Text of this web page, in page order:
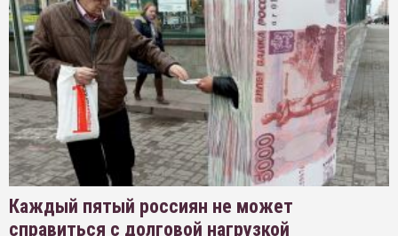
Каждый пятый россиян не может
справиться с долговой нагрузкой